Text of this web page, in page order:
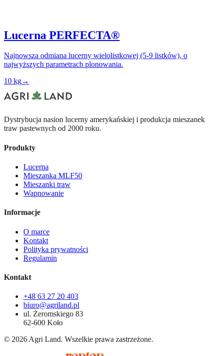
Lucerna PERFECTA®
Najnowsza odmiana lucerny wielolistkowej (5-9 listków), o
najwyższych parametrach plonowania.
10 kg→
Dystrybucja nasion lucerny amerykańskiej i produkcja mieszanek
traw pastewnych od 2000 roku.
Produkty
Lucerna
Mieszanka MLF50
Mieszanki traw
Wapnowanie
Informacje
O marce
Kontakt
Polityka prywatności
Regulamin
Kontakt
+48 63 27 20 403
biuro@agriland.pl
ul. Żeromskiego 83
62-600 Koło
© 2026 Agri Land. Wszelkie prawa zastrzeżone.